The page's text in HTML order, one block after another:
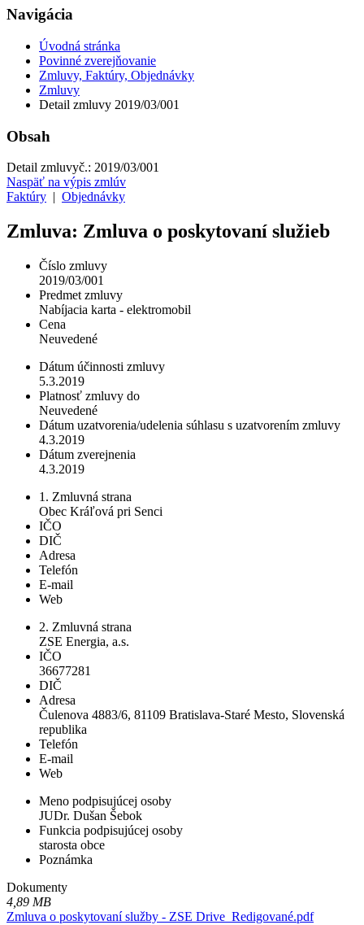
Navigácia
Úvodná stránka
Povinné zverejňovanie
Zmluvy, Faktúry, Objednávky
Zmluvy
Detail zmluvy 2019/03/001
Obsah
Detail zmluvyč.: 2019/03/001
Naspäť na výpis zmlúv
Faktúry
Objednávky
Zmluva: Zmluva o poskytovaní služieb
Číslo zmluvy
2019/03/001
Predmet zmluvy
Nabíjacia karta - elektromobil
Cena
Neuvedené
Dátum účinnosti zmluvy
5.3.2019
Platnosť zmluvy do
Neuvedené
Dátum uzatvorenia/udelenia súhlasu s uzatvorením zmluvy
4.3.2019
Dátum zverejnenia
4.3.2019
1. Zmluvná strana
Obec Kráľová pri Senci
IČO
DIČ
Adresa
Telefón
E-mail
Web
2. Zmluvná strana
ZSE Energia, a.s.
IČO
36677281
DIČ
Adresa
Čulenova 4883/6, 81109 Bratislava-Staré Mesto, Slovenská
republika
Telefón
E-mail
Web
Meno podpisujúcej osoby
JUDr. Dušan Šebok
Funkcia podpisujúcej osoby
starosta obce
Poznámka
Dokumenty
4,89 MB
Zmluva o poskytovaní služby - ZSE Drive_Redigované.pdf